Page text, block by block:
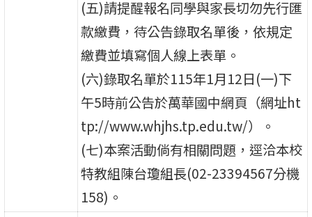
(五)請提醒報名同學與家長切勿先行匯
款繳費，待公告錄取名單後，依規定
繳費並填寫個人線上表單。
(六)錄取名單於115年1月12日(一)下
午5時前公告於萬華國中網頁（網址ht
tp://www.whjhs.tp.edu.tw/）。
(七)本案活動倘有相關問題，逕洽本校
特教組陳台瓊組長(02-23394567分機
158)。